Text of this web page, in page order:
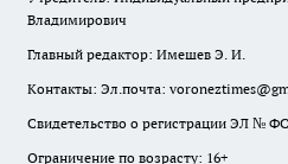
Владимирович
Главный редактор: Имешев Э. И.
Контакты: Эл.почта:
Свидетельство о регистрации ЭЛ № ФС
Ограничение по возрасту: 16+